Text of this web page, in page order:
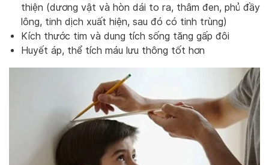
thiện (dương vật và hòn dái to ra, thâm đen, phủ đầy
lông, tinh dịch xuất hiện, sau đó có tinh trùng)
Kích thước tim và dung tích sống tăng gấp đôi
Huyết áp, thể tích máu lưu thông tốt hơn